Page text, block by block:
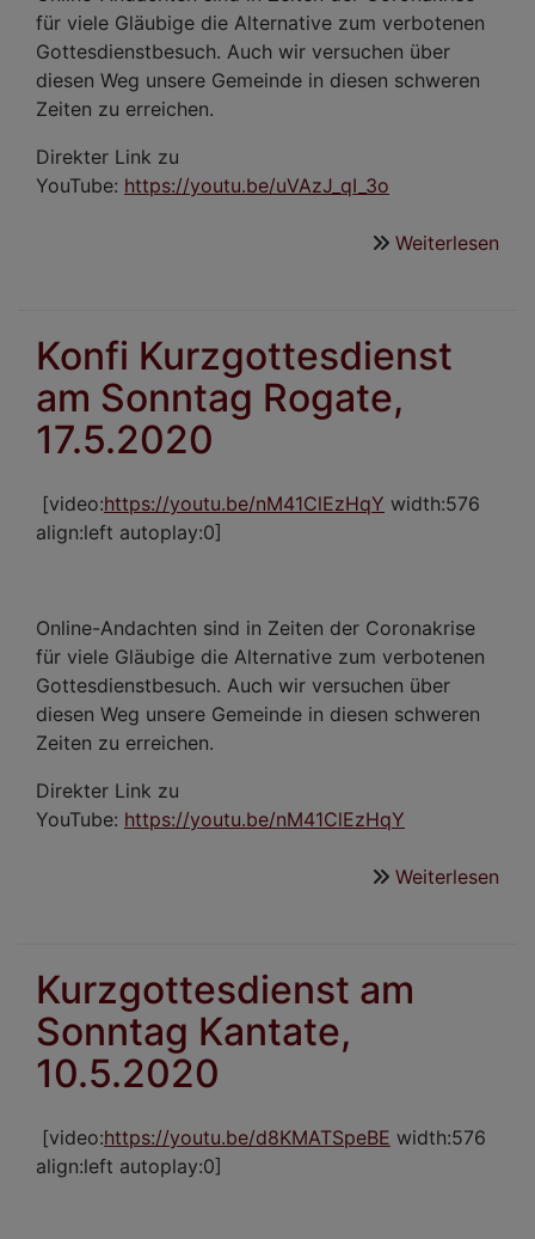
für viele Gläubige die Alternative zum verbotenen
Gottesdienstbesuch. Auch wir versuchen über
diesen Weg unsere Gemeinde in diesen schweren
Zeiten zu erreichen.
Direkter Link zu
YouTube: https://youtu.be/uVAzJ_qI_3o
Weiterlesen
Konfi Kurzgottesdienst
am Sonntag Rogate,
17.5.2020
[video:https://youtu.be/nM41ClEzHqY width:576
align:left autoplay:0]
Online-Andachten sind in Zeiten der Coronakrise
für viele Gläubige die Alternative zum verbotenen
Gottesdienstbesuch. Auch wir versuchen über
diesen Weg unsere Gemeinde in diesen schweren
Zeiten zu erreichen.
Direkter Link zu
YouTube: https://youtu.be/nM41ClEzHqY
Weiterlesen
Kurzgottesdienst am
Sonntag Kantate,
10.5.2020
[video:https://youtu.be/d8KMATSpeBE width:576
align:left autoplay:0]